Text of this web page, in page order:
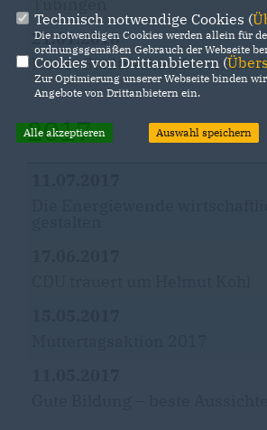
21.01.2018
Neuer Stadtverbandsvorstand
2017
Technisch notwendige Cookies (
Die notwendigen Cookies werden allein für
ordnungsgemäßen Gebrauch der Webseite
Cookies von Drittanbietern (
Zur Optimierung unserer Webseite binden
Angebote von Drittanbietern ein.
Alle akzeptieren Auswahl speichern